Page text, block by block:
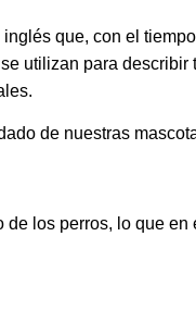
que, con el
utilizan para describir
de nuestras
los perros, lo que en